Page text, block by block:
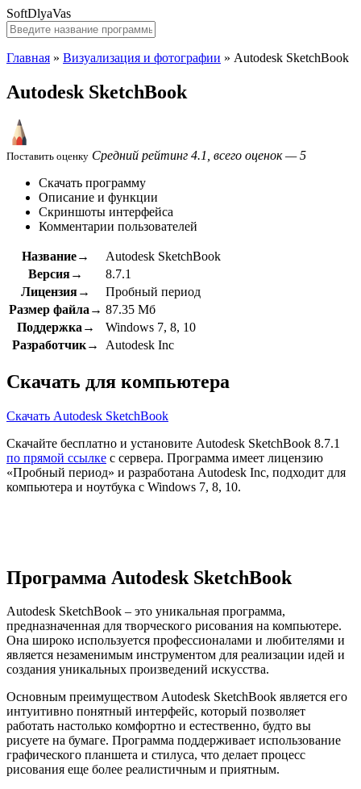
SoftDlyaVas
Главная » Визуализация и фотографии » Autodesk SketchBook
Autodesk SketchBook
Поставить оценку Средний рейтинг 4.1, всего оценок — 5
Скачать программу
Описание и функции
Скриншоты интерфейса
Комментарии пользователей
Название→
Autodesk SketchBook
Версия→
8.7.1
Лицензия→
Пробный период
Размер файла→ 87.35 Мб
Поддержка→
Windows 7, 8, 10
Разработчик→
Autodesk Inc
Скачать для компьютера
Скачать Autodesk SketchBook
Скачайте бесплатно и установите Autodesk SketchBook 8.7.1
по прямой ссылке с сервера. Программа имеет лицензию
«Пробный период» и разработана Autodesk Inc, подходит для
компьютера и ноутбука с Windows 7, 8, 10.
Программа Autodesk SketchBook
Autodesk SketchBook – это уникальная программа,
предназначенная для творческого рисования на компьютере.
Она широко используется профессионалами и любителями и
является незаменимым инструментом для реализации идей и
создания уникальных произведений искусства.
Основным преимуществом Autodesk SketchBook является его
интуитивно понятный интерфейс, который позволяет
работать настолько комфортно и естественно, будто вы
рисуете на бумаге. Программа поддерживает использование
графического планшета и стилуса, что делает процесс
рисования еще более реалистичным и приятным.